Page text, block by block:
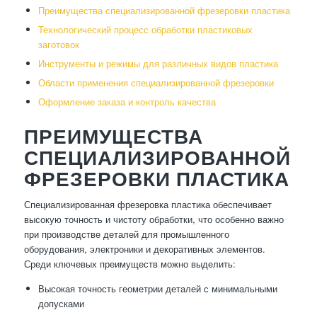
Преимущества специализированной фрезеровки пластика
Технологический процесс обработки пластиковых
заготовок
Инструменты и режимы для различных видов пластика
Области применения специализированной фрезеровки
Оформление заказа и контроль качества
ПРЕИМУЩЕСТВА
СПЕЦИАЛИЗИРОВАННОЙ
ФРЕЗЕРОВКИ ПЛАСТИКА
Специализированная фрезеровка пластика обеспечивает
высокую точность и чистоту обработки, что особенно важно
при производстве деталей для промышленного
оборудования, электроники и декоративных элементов.
Среди ключевых преимуществ можно выделить:
Высокая точность геометрии деталей с минимальными
допусками